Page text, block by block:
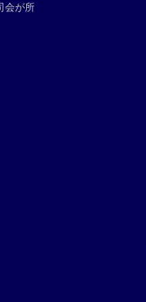
会が所